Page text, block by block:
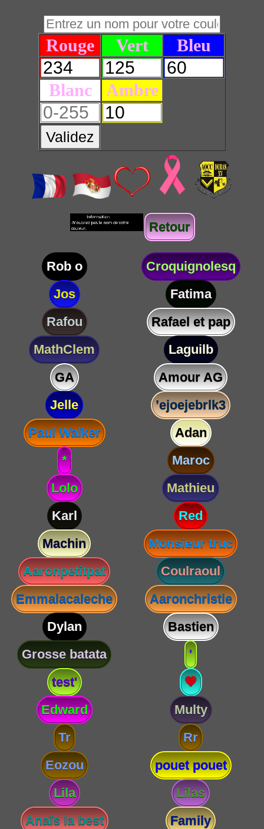
Rouge Vert Bleu
Blanc Ambre
Validez
Retour
Rob o
Croquignolesq
Jos
Fatima
Rafou
Rafael et pap
MathClem
Laguilb
GA
Amour AG
Jelle
’ejoejebrlk3
Paul Walker
Adan
*
Maroc
Lolo
Mathieu
Karl
Red
Machin
Monsieur truc
Aaronpetitpat
Coulraoul
Emmalacaleche
Aaronchristie
Dylan
Bastien
Grosse batata
'
test'
💗
Edward
Multy
Tr
Rr
Eozou
pouet pouet
Lila
Lilas
Anaïs la best
Family